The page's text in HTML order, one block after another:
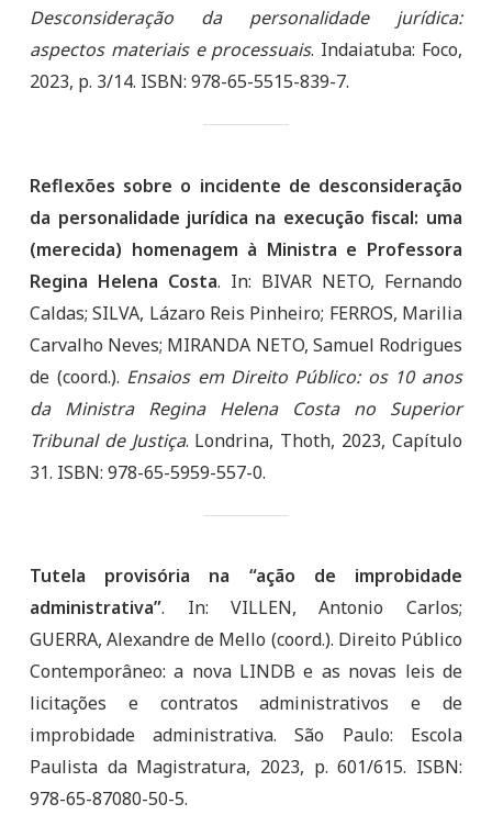
Desconsideração da personalidade jurídica:
aspectos materiais e processuais. Indaiatuba: Foco,
2023, p. 3/14. ISBN: 978-65-5515-839-7.
Reflexões sobre o incidente de desconsideração
da personalidade jurídica na execução fiscal: uma
(merecida) homenagem à Ministra e Professora
Regina Helena Costa. In: BIVAR NETO, Fernando
Caldas; SILVA, Lázaro Reis Pinheiro; FERROS, Marilia
Carvalho Neves; MIRANDA NETO, Samuel Rodrigues
de (coord.). Ensaios em Direito Público: os 10 anos
da Ministra Regina Helena Costa no Superior
Tribunal de Justiça. Londrina, Thoth, 2023, Capítulo
31. ISBN: 978-65-5959-557-0.
Tutela provisória na “ação de improbidade
administrativa”. In: VILLEN, Antonio Carlos;
GUERRA, Alexandre de Mello (coord.). Direito Público
Contemporâneo: a nova LINDB e as novas leis de
licitações e contratos administrativos e de
improbidade administrativa. São Paulo: Escola
Paulista da Magistratura, 2023, p. 601/615. ISBN:
978-65-87080-50-5.